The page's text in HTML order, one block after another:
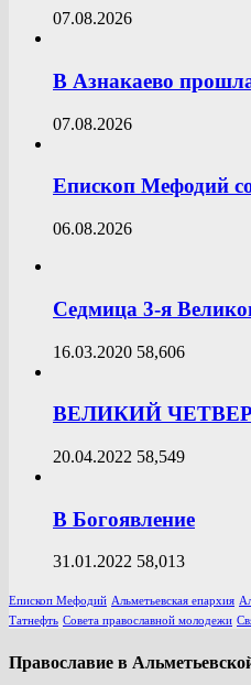
07.08.2026
В Азнакаево
07.08.2026
Епископ Мефодий
06.08.2026
Седмица 3-я
16.03.2020 58,606
ВЕЛИКИЙ
20.04.2022 58,549
В Богоявление
31.01.2022 58,013
Епископ Мефодий Альметьевская епархия
Татнефть Совета православной молодежи
Православие в